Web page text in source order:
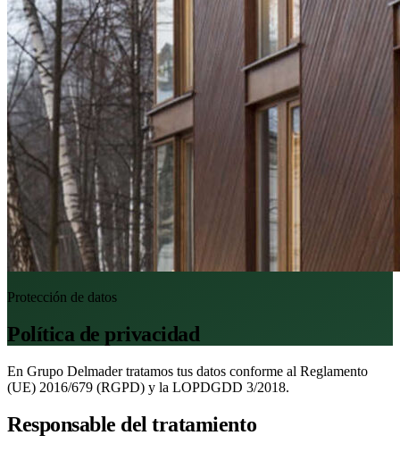
Protección de datos
Política de privacidad
En Grupo Delmader tratamos tus datos conforme al Reglamento
(UE) 2016/679 (RGPD) y la LOPDGDD 3/2018.
Responsable del tratamiento